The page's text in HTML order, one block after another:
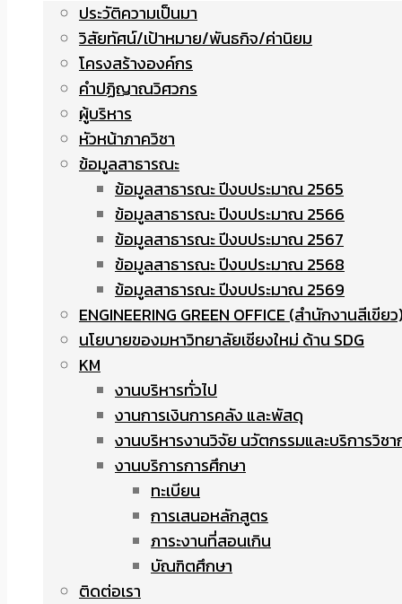
ประวัติความเป็นมา
วิสัยทัศน์/เป้าหมาย/พันธกิจ/ค่านิยม
โครงสร้างองค์กร
คำปฏิญาณวิศวกร
ผู้บริหาร
หัวหน้าภาควิชา
ข้อมูลสาธารณะ
ข้อมูลสาธารณะ ปีงบประมาณ 2565
ข้อมูลสาธารณะ ปีงบประมาณ 2566
ข้อมูลสาธารณะ ปีงบประมาณ 2567
ข้อมูลสาธารณะ ปีงบประมาณ 2568
ข้อมูลสาธารณะ ปีงบประมาณ 2569
ENGINEERING GREEN OFFICE (สำนักงานสีเขีย
นโยบายของมหาวิทยาลัยเชียงใหม่ ด้าน SDG
KM
งานบริหารทั่วไป
งานการเงินการคลัง และพัสดุ
งานบริหารงานวิจัย นวัตกรรมและบริการวิชา
งานบริการการศึกษา
ทะเบียน
การเสนอหลักสูตร
ภาระงานที่สอนเกิน
บัณฑิตศึกษา
ติดต่อเรา